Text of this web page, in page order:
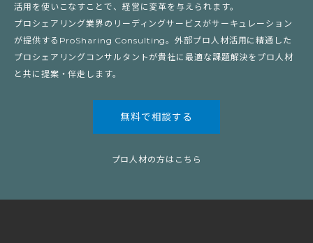
活用を使いこなすことで、経営に変革を与えられます。
プロシェアリング業界のリーディングサービスがサーキュレーション
が提供するProSharing Consulting。外部プロ人材活用に精通した
プロシェアリングコンサルタントが貴社に最適な課題解決をプロ人材
と共に提案・伴走します。
無料で相談する
プロ人材の方はこちら